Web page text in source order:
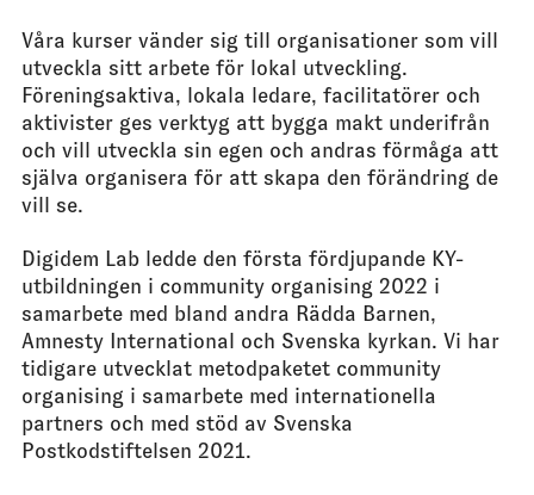
Våra kurser vänder sig till organisationer som vill
utveckla sitt arbete för lokal utveckling.
Föreningsaktiva, lokala ledare, facilitatörer och
aktivister ges verktyg att bygga makt underifrån
och vill utveckla sin egen och andras förmåga att
själva organisera för att skapa den förändring de
vill se.
Digidem Lab ledde den första fördjupande KY-
utbildningen i community organising 2022 i
samarbete med bland andra Rädda Barnen,
Amnesty International och Svenska kyrkan. Vi har
tidigare utvecklat metodpaketet community
organising i samarbete med internationella
partners och med stöd av Svenska
Postkodstiftelsen 2021.